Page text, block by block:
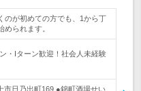
のが初めての方でも、1から丁
られます。
・Iターン歓迎！社会人未経験
市日乃出町169 ●錦町酒場せい